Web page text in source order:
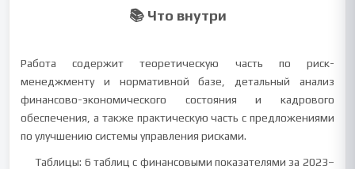
📚 Что внутри
Работа содержит теоретическую часть по риск-
менеджменту и нормативной базе, детальный анализ
финансово-экономического состояния и кадрового
обеспечения, а также практическую часть с предложениями
по улучшению системы управления рисками.
Таблицы: 6 таблиц с финансовыми показателями за 2023–